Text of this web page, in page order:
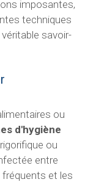
imposantes,
techniques
savoir-
ou
d'hygiène
ou
entre
et les